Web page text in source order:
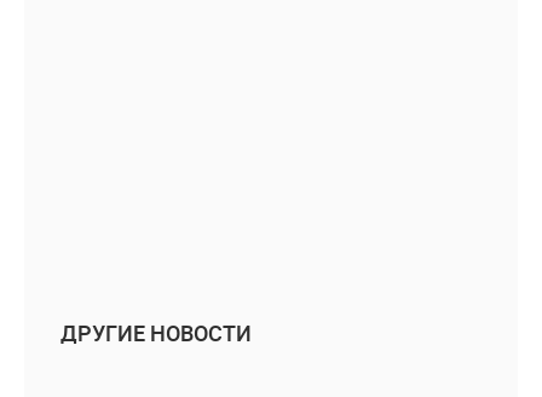
ДРУГИЕ НОВОСТИ